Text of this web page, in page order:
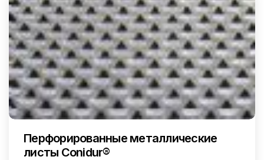
Перфорированные металлические
листы Conidur®